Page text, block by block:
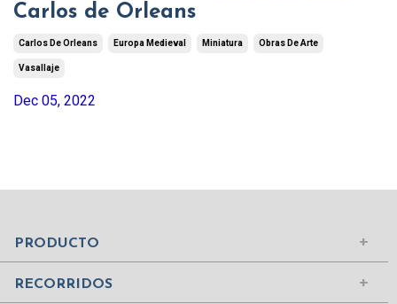
Carlos de Orleans
Carlos De Orleans Europa Medieval Miniatura Obras De Arte
Vasallaje
Dec 05, 2022
PRODUCTO
Iniciar sesión
Comprar suscripción
Contenidos
RECORRIDOS
Mundo Islámico
Civilizaciones de la Antigüedad
Ciudades del Mundo